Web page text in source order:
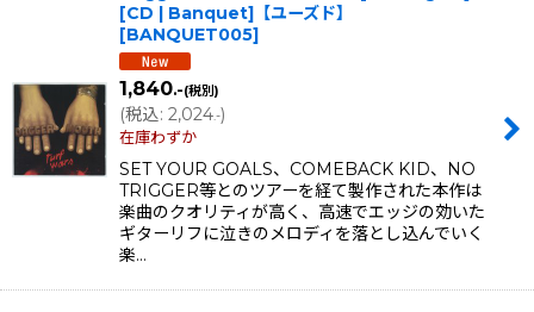
[CD | Banquet]【ユーズド】
[BANQUET005]
1,840.-(税別)
(税込: 2,024.-)
在庫わずか
SET YOUR GOALS、COMEBACK KID、NO
TRIGGER等とのツアーを経て製作された本作は
楽曲のクオリティが高く、高速でエッジの効いた
ギターリフに泣きのメロディを落とし込んでいく
楽…